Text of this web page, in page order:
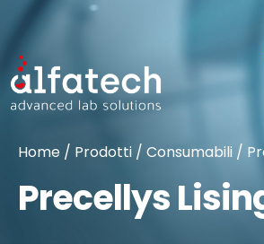
Home / Prodotti / Consumabili /
Precellys